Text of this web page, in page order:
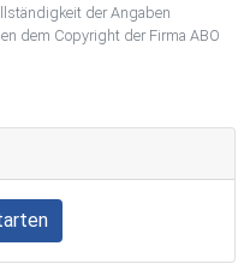
der Angaben
dem Copyright der Firma ABO